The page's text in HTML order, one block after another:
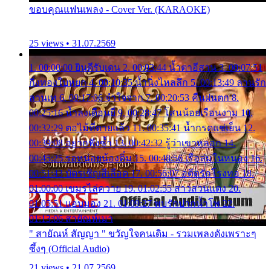
ขอบคุณแฟนเพลง - Cover Ver. (KARAOKE)
25 views • 31.07.2569
1. 00:00:00 ยินดีรับเดน 2. 00:03:44 น้ำตาอีสาน 3. 00:07:51
กิ่งทองใบหยก 4. 00:10:35 น้ำนิ่งไหลลึก 5. 00:13:49 ลานรัก
ลานเท 6. 00:17:06 จำใจจาก 7. 00:20:53 คืนฝนตก 8.
00:25:16 น้ำลงเดือนยี่ 9. 00:28:47 โสนน้อยเรือนงาม 10.
00:32:29 ตอไม้ที่ตายแล้ว 11. 00:35:41 น้ำกรดแช่เย็น 12.
00:39:08 อยากฟังซ้ำ 13. 00:42:32 รู้ว่าเขาหลอก 14.
00:45:25 รอหน่อยน้องติ๋ม 15. 00:48:56 เรือล่มในหนอง 16.
00:51:43 บัตรเชิญสีเลือด 17. 00:56:07 อดีตรักโรงทอ 18.
01:00:00 เขมรไล่ควาย 19. 01:02:55 สาวสวนแตง 20.
01:05:51 แอบมอง 21. 01:09:27 พบรักปากน้ำโพ 22.
01:13:06 สายัณห์เมา
" สายัณห์ สัญญา " ขวัญใจคนเดิม - รวมเพลงดังเพราะๆ
ซึ้งๆ (Official Audio)